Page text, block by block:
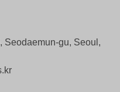
Seodaemun-gu, Seoul,